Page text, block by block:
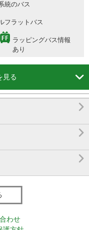
統のバス
フラットバス
ラッピングバス情報
あり
見る 



わせ